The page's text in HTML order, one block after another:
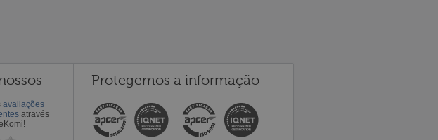
avaliações
através
Protegemos a informação